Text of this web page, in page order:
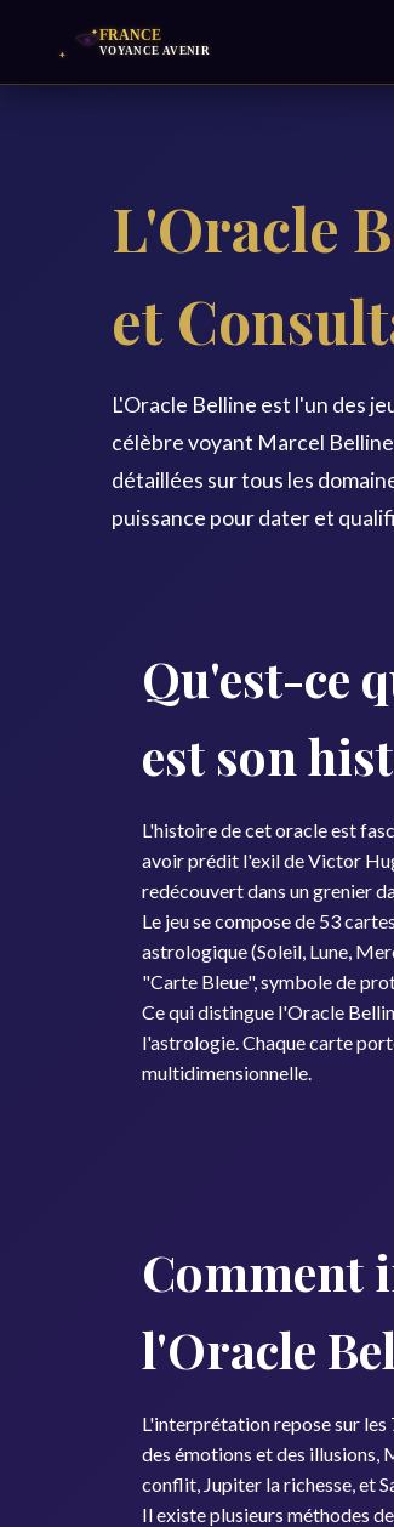
L'Oracle
et
L'Oracle Belline est l'un des
célèbre voyant Marcel
détaillées sur tous les
puissance pour dater et
Qu'est-ce
est son
L'histoire de cet oracle est
avoir prédit l'exil de Victor
redécouvert dans un grenier
Le jeu se compose de 53
astrologique (Soleil, Lune,
"Carte Bleue", symbole de
Ce qui distingue l'Oracle
l'astrologie. Chaque carte
multidimensionnelle.
Comment
l'Oracle
L'interprétation repose sur les
des émotions et des illusions,
conflit, Jupiter la richesse, et
Il existe plusieurs méthodes